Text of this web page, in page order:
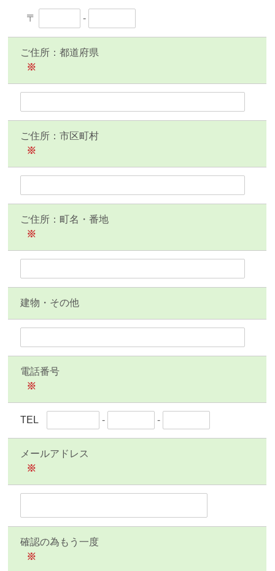
〒 -
ご住所：都道府県
※
ご住所：市区町村
※
ご住所：町名・番地
※
建物・その他
電話番号
※
TEL - -
メールアドレス
※
確認の為もう一度
※